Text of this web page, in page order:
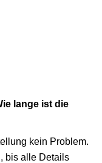
lange ist die
kein Problem.
bis alle Details